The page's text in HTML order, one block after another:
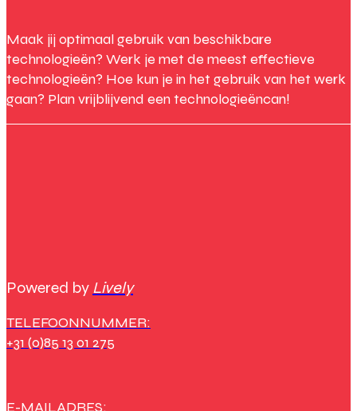
Maak jij optimaal gebruik van beschikbare
technologieën? Werk je met de meest effectieve
technologieën? Hoe kun je in het gebruik van het werk
gaan? Plan vrijblijvend een technologieëncan!
Powered by Lively
TELEFOONNUMMER:
+31 (0)85 13 01 275
E-MAILADRES: